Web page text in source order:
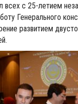
всех с 25-летием
Генерального
развитием